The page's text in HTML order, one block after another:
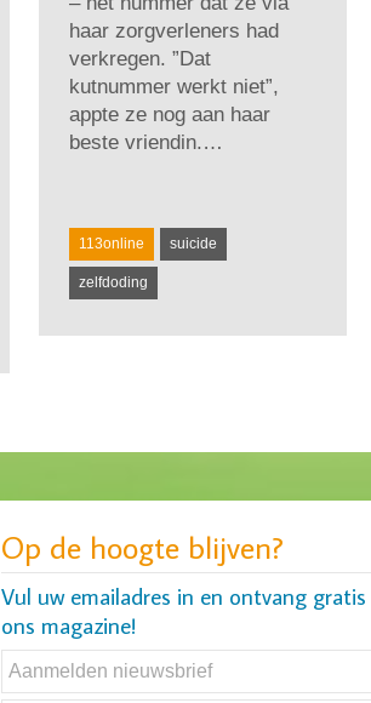
haar zorgverleners had
verkregen. ”Dat
kutnummer werkt niet”,
appte ze nog aan haar
beste vriendin.…
113online suicide
zelfdoding
Op de hoogte blijven?
Vul uw emailadres in en ontvang gratis
ons magazine!